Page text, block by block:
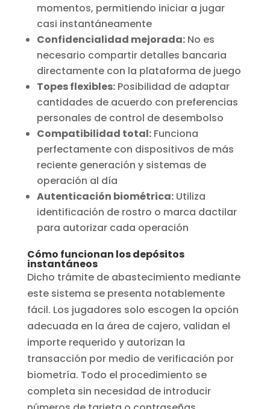
momentos, permitiendo iniciar a jugar
casi instantáneamente
Confidencialidad mejorada:No es
necesario compartir detalles bancaria
directamente con la plataforma de juego
Topes flexibles:Posibilidad de adaptar
cantidades de acuerdo con preferencias
personales de control de desembolso
Compatibilidad total:Funciona
perfectamente con dispositivos de más
reciente generación y sistemas de
operación al día
Autenticación biométrica:Utiliza
identificación de rostro o marca dactilar
para autorizar cada operación
Cómo funcionan los depósitos
instantáneos
Dicho trámite de abastecimiento mediante
este sistema se presenta notablemente
fácil. Los jugadores solo escogen la opción
adecuada en la área de cajero, validan el
importe requerido y autorizan la
transacción por medio de verificación por
biometría. Todo el procedimiento se
completa sin necesidad de introducir